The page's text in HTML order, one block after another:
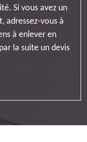
Si vous avez un
adressez-vous à
à enlever en
la suite un devis